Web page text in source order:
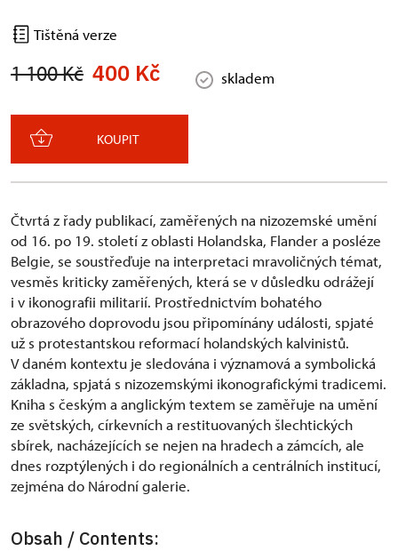
Tištěná verze
1 100 Kč 400 Kč skladem
KOUPIT
Čtvrtá z řady publikací, zaměřených na nizozemské umění
od 16. po 19. století z oblasti Holandska, Flander a posléze
Belgie, se soustřeďuje na interpretaci mravoličných témat,
vesměs kriticky zaměřených, která se v důsledku odrážejí
i v ikonografii militarií. Prostřednictvím bohatého
obrazového doprovodu jsou připomínány události, spjaté
už s protestantskou reformací holandských kalvinistů.
V daném kontextu je sledována i významová a symbolická
základna, spjatá s nizozemskými ikonografickými tradicemi.
Kniha s českým a anglickým textem se zaměřuje na umění
ze světských, církevních a restituovaných šlechtických
sbírek, nacházejících se nejen na hradech a zámcích, ale
dnes rozptýlených i do regionálních a centrálních institucí,
zejména do Národní galerie.
Obsah / Contents: